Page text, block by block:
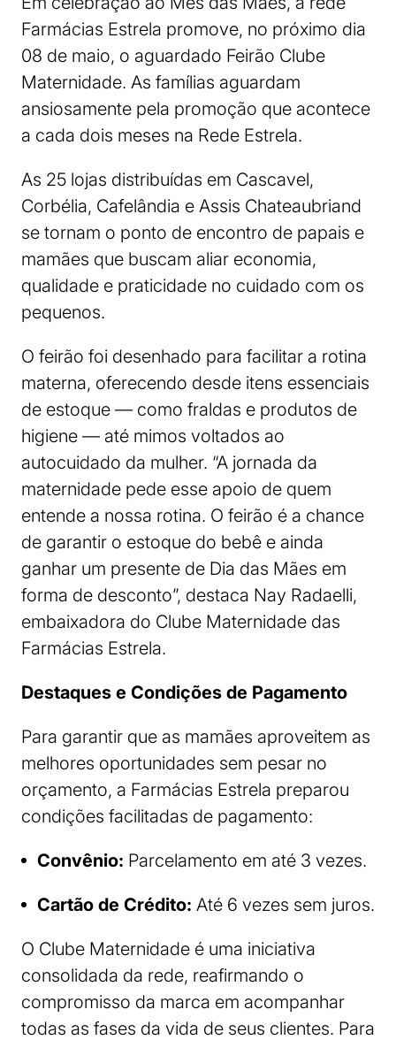
Farmácias Estrela promove, no próximo dia
08 de maio, o aguardado Feirão Clube
Maternidade. As famílias aguardam
ansiosamente pela promoção que acontece
a cada dois meses na Rede Estrela.
As 25 lojas distribuídas em Cascavel,
Corbélia, Cafelândia e Assis Chateaubriand
se tornam o ponto de encontro de papais e
mamães que buscam aliar economia,
qualidade e praticidade no cuidado com os
pequenos.
O feirão foi desenhado para facilitar a rotina
materna, oferecendo desde itens essenciais
de estoque — como fraldas e produtos de
higiene — até mimos voltados ao
autocuidado da mulher. “A jornada da
maternidade pede esse apoio de quem
entende a nossa rotina. O feirão é a chance
de garantir o estoque do bebê e ainda
ganhar um presente de Dia das Mães em
forma de desconto”, destaca Nay Radaelli,
embaixadora do Clube Maternidade das
Farmácias Estrela.
Destaques e Condições de Pagamento
Para garantir que as mamães aproveitem as
melhores oportunidades sem pesar no
orçamento, a Farmácias Estrela preparou
condições facilitadas de pagamento:
Convênio: Parcelamento em até 3 vezes.
Cartão de Crédito: Até 6 vezes sem juros.
O Clube Maternidade é uma iniciativa
consolidada da rede, reafirmando o
compromisso da marca em acompanhar
todas as fases da vida de seus clientes. Para